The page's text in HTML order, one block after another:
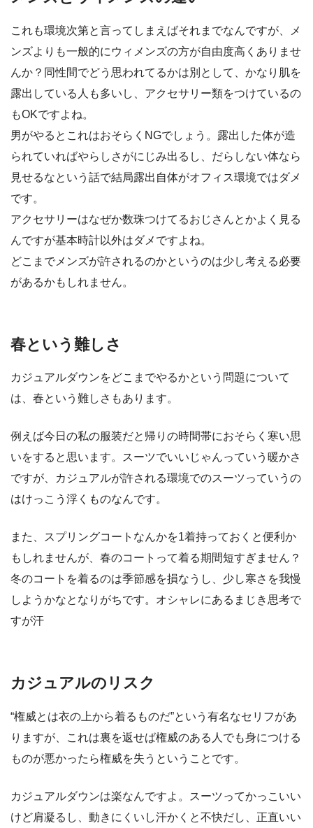
これも環境次第と言ってしまえばそれまでなんですが、メ
ンズよりも一般的にウィメンズの方が自由度高くありませ
んか？同性間でどう思われてるかは別として、かなり肌を
露出している人も多いし、アクセサリー類をつけているの
もOKですよね。
男がやるとこれはおそらくNGでしょう。露出した体が造
られていればやらしさがにじみ出るし、だらしない体なら
見せるなという話で結局露出自体がオフィス環境ではダメ
です。
アクセサリーはなぜか数珠つけてるおじさんとかよく見る
んですが基本時計以外はダメですよね。
どこまでメンズが許されるのかというのは少し考える必要
があるかもしれません。
春という難しさ
カジュアルダウンをどこまでやるかという問題について
は、春という難しさもあります。
例えば今日の私の服装だと帰りの時間帯におそらく寒い思
いをすると思います。スーツでいいじゃんっていう暖かさ
ですが、カジュアルが許される環境でのスーツっていうの
はけっこう浮くものなんです。
また、スプリングコートなんかを1着持っておくと便利か
もしれませんが、春のコートって着る期間短すぎません？
冬のコートを着るのは季節感を損なうし、少し寒さを我慢
しようかなとなりがちです。オシャレにあるまじき思考で
すが汗
カジュアルのリスク
“権威とは衣の上から着るものだ”という有名なセリフがあ
りますが、これは裏を返せば権威のある人でも身につける
ものが悪かったら権威を失うということです。
カジュアルダウンは楽なんですよ。スーツってかっこいい
けど肩凝るし、動きにくいし汗かくと不快だし、正直いい